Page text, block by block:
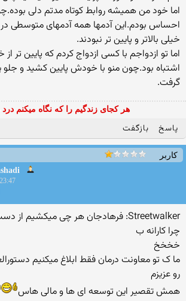
اما خود من همیشه روابط کوتاه مدتم دلی
احساس بودم.این آدمها همه آدمهای متوسطی
خیلی بالاتر و پایین تر نبودند.
اما تو ازدواجم با کسی ازدواج کردم که پایین تر
اشتباه بود.چون منو با خودش پایین کشید و
گرفت.
هر کجای زندگیم را که نگاه میکنم درد
پاسخ بازگفت
کاربر
Streetwalker: فرهادجان هر چی میکشیم از دست تو هست!
چرا کارانه ب
خخخخ
ما ک تو معاونت درمان فقط ابلاغ میکنیم
رو عزیزم
همش تقصیر این توسعه ای ها و مالی هاس